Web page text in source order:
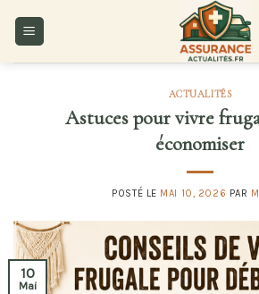
ACTUALITÉS
Astuces pour vivre
économiser
POSTÉ LE MAI 10, 2026 PAR
10
Mai